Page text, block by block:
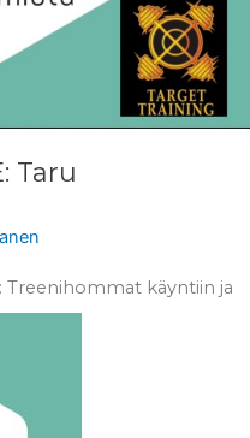
Taru
: Treenihommat käyntiin ja